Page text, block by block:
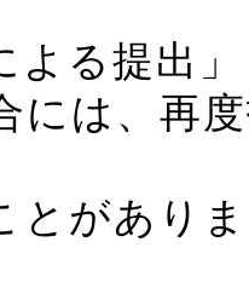
る提出」
には、再
ありま